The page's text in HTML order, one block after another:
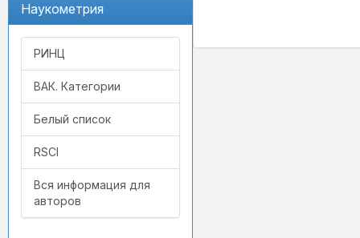
Наукометрия
РИНЦ
ВАК. Категории
Белый список
RSCI
Вся информация для
авторов